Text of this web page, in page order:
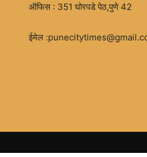
ऑफिस : 351 घोरपडे पेठ,पुणे 42
ईमेल